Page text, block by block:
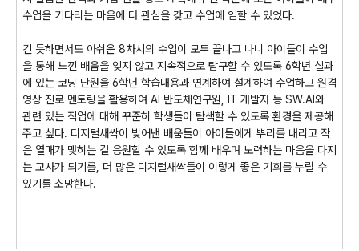
수업을 기다리는 마음에 더 관심을 갖고 수업에 임할 수 있었다.
긴 듯하면서도 아쉬운 8차시의 수업이 모두 끝나고 나니 아이들이 수업
을 통해 느낀 배움을 잊지 않고 지속적으로 탐구할 수 있도록 6학년 실과
에 있는 코딩 단원을 6학년 학습내용과 연계하여 설계하여 수업하고 원격
영상 진로 멘토링을 활용하여 AI 반도체연구원, IT 개발자 등 SW.AI와
관련 있는 직업에 대해 꾸준히 학생들이 탐색할 수 있도록 환경을 제공해
주고 싶다. 디지털새싹이 빚어낸 배움들이 아이들에게 뿌리를 내리고 작
은 열매가 맺히는 걸 응원할 수 있도록 함께 배우며 노력하는 마음을 다지
는 교사가 되기를, 더 많은 디지털새싹들이 이렇게 좋은 기회를 누릴 수
있기를 소망한다.